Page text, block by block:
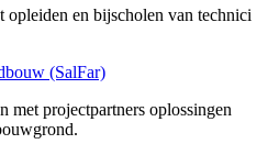
en bijscholen van technici
(SalFar)
met projectpartners oplossingen